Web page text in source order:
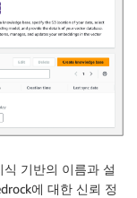
식 기반의 이름과 설
에 대한 신뢰 정